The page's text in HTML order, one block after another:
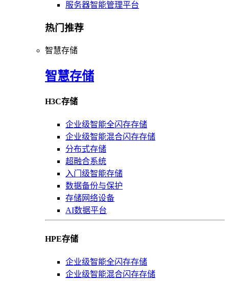
服务器智能管理平台
热门推荐
智慧存储
智慧存储
H3C存储
企业级智能全闪存存储
企业级智能混合闪存存储
分布式存储
超融合系统
入门级智能存储
数据备份与保护
存储网络设备
AI数据平台
HPE存储
企业级智能全闪存存储
企业级智能混合闪存存储